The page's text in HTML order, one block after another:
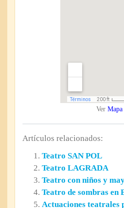
Ver
Artículos relacionados:
Teatro SAN POL
Teatro LAGRADA
Teatro con niños y
Teatro de sombras en
Actuaciones teatrales